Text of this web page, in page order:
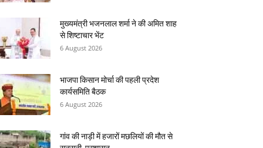
मुख्यमंत्री भजनलाल शर्मा ने की अमित शाह
से शिष्टाचार भेंट
6 August 2026
भाजपा किसान मोर्चा की पहली प्रदेश
कार्यसमिति बैठक
6 August 2026
गांव की नाड़ी में हजारों मछलियों की मौत से